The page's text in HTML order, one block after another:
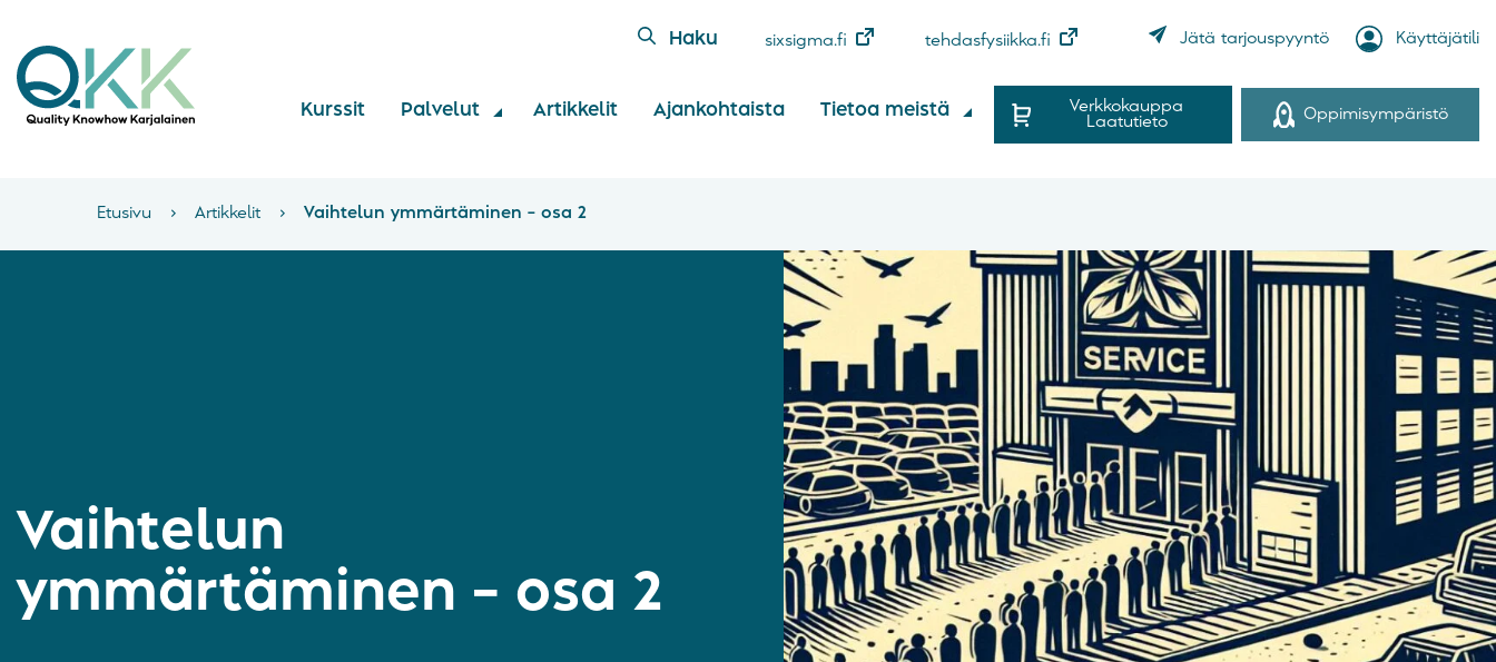
Haku sixsigma.fi tehdasfysiikka.fi Jätä tarjouspyyntö Käyttäjätili
Kurssit Palvelut Artikkelit Ajankohtaista Tietoa meistä
Verkkokauppa
Laatutieto
Oppimisympäristö
Etusivu › Artikkelit › Vaihtelun ymmärtäminen – osa 2
Vaihtelun
ymmärtäminen – osa 2